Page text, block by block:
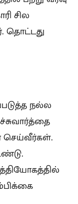
சில
தொட்டது
நல்ல
செய்வீர்கள்.